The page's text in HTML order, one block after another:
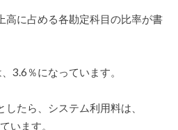
高に占める各勘定科目の比率が書
3.6％になっています。
たら、システム利用料は、
います。